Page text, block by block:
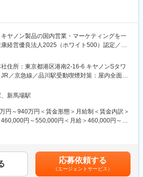
・影響評価
推進
ウェア／ソフトウェア）、商品企画部門と連
ント
ィ関連法規（米国、欧州等）への適合状況を管
投入に向けた品質基準をクリアさせる
理
チや修正版ソフトウェアの実機検証計画を立案
がないかを確認する進行管理
を支えるMFPのセキュリティを守ることは、顧
ることに直結します。
業の信頼を守っている」という確かな手応えが
キヤノン製品の国内営業・マーケティングを一
経営優良法人2025（ホワイト500）認定／福
の営業部門を母体として1968年に誕生以来、キ
で独占的に販売し、高いシェアを継続的に獲得
は、SIerとしてお客様の課題に対してITで貢献
ション」ビジネスにも注力しています。今回の
ヤノンマーケティングジャパングループの品
ITSMS活動の推進を担っていただきます。
1に基づくQMS自主運用活動の運営・支
/改善の支援）
認定・育成、QMS 社内教育実施
住所：東京都港区港南2-16-6 キヤノンSタワ
／京急線／品川駅受動喫煙対策：屋内全面禁
社の定める事業所（リモートワーク含む）
新馬場駅
円～940万円＜賃金形態＞月給制＜賃金内訳＞
460,000円～550,000円＜月給＞460,000円～
、選考を通じて上下する可能性があります。月
を含めた表記です。
応募依頼する
（エージェントサービス）